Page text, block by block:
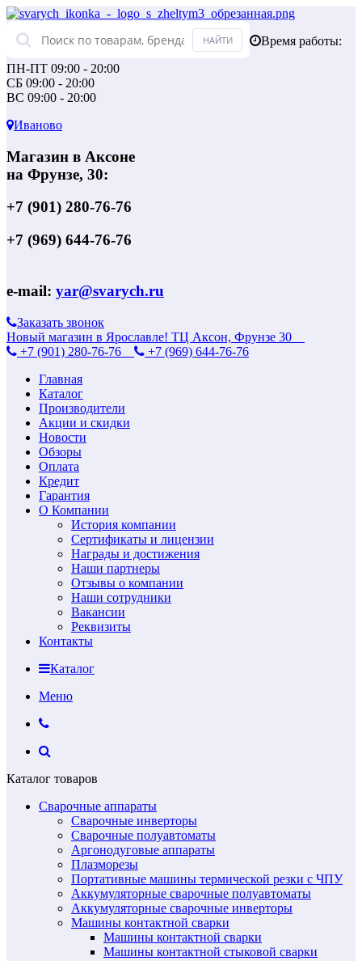
Время работы:
ПН-ПТ 09:00 - 20:00
СБ 09:00 - 20:00
ВС 09:00 - 20:00
Иваново
Магазин в Аксоне
на Фрунзе, 30:
+7 (901) 280-76-76
+7 (969) 644-76-76
e-mail: yar@svarych.ru
Заказать звонок
Новый магазин в Ярославле! ТЦ Аксон, Фрунзе 30
+7 (901) 280-76-76
+7 (969) 644-76-76
Главная
Каталог
Производители
Акции и скидки
Новости
Обзоры
Оплата
Кредит
Гарантия
О Компании
История компании
Сертификаты и лицензии
Награды и достижения
Наши партнеры
Отзывы о компании
Наши сотрудники
Вакансии
Реквизиты
Контакты
Каталог
Меню
Каталог товаров
Сварочные аппараты
Сварочные инверторы
Сварочные полуавтоматы
Аргонодуговые аппараты
Плазморезы
Портативные машины термической резки с ЧПУ
Аккумуляторные сварочные полуавтоматы
Аккумуляторные сварочные инверторы
Машины контактной сварки
Машины контактной сварки
Машины контактной стыковой сварки